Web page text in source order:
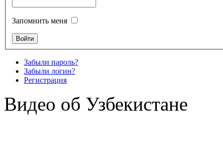
Запомнить меня
Забыли пароль?
Забыли логин?
Регистрация
Видео об Узбекистане